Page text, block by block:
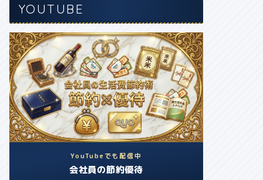
YOUTUBE
YouTubeでも配信中
会社員の節約優待